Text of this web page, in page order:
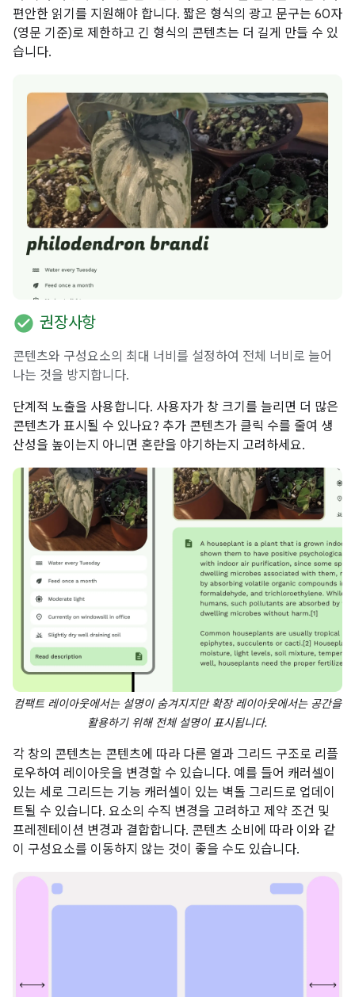
편안한 읽기를 지원해야 합니다. 짧은 형식의 광고 문구는 60자
(영문 기준)로 제한하고 긴 형식의 콘텐츠는 더 길게 만들 수 있
습니다.
check_circle 권장사항
콘텐츠와 구성요소의 최대 너비를 설정하여 전체 너비로 늘어
나는 것을 방지합니다.
단계적 노출을 사용합니다. 사용자가 창 크기를 늘리면 더 많은
콘텐츠가 표시될 수 있나요? 추가 콘텐츠가 클릭 수를 줄여 생
산성을 높이는지 아니면 혼란을 야기하는지 고려하세요.
컴팩트 레이아웃에서는 설명이 숨겨지지만 확장 레이아웃에서는 공간을
활용하기 위해 전체 설명이 표시됩니다.
각 창의 콘텐츠는 콘텐츠에 따라 다른 열과 그리드 구조로 리플
로우하여 레이아웃을 변경할 수 있습니다. 예를 들어 캐러셀이
있는 세로 그리드는 기능 캐러셀이 있는 벽돌 그리드로 업데이
트될 수 있습니다. 요소의 수직 변경을 고려하고 제약 조건 및
프레젠테이션 변경과 결합합니다. 콘텐츠 소비에 따라 이와 같
이 구성요소를 이동하지 않는 것이 좋을 수도 있습니다.